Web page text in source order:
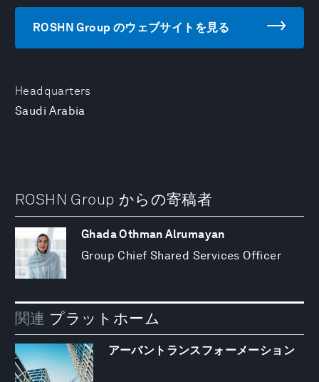
Headquarters
Saudi Arabia
ROSHN Group のウェブサイトを見る
ROSHN Group からの寄稿者
Ghada Othman Alrumayan
Group Chief Shared Services Officer
関連 プラットホーム
アーバントランスフォーメーション